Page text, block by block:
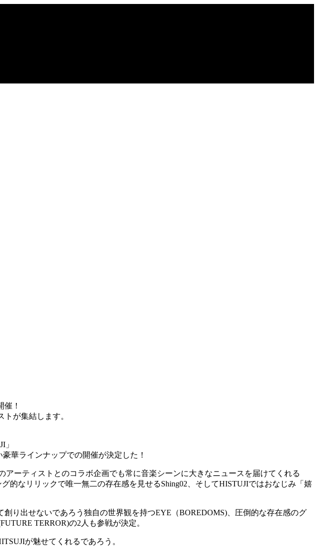
！
が集結します。
」
華ラインナップでの開催が決定した！
ーティストとのコラボ企画でも常に音楽シーンに大きなニュースを届けてくれる
的なリリックで唯一無二の存在感を見せるShing02、そしてHISTUJIではおなじみ「嬉
り出せないであろう独自の世界観を持つEYE（BOREDOMS)、圧倒的な存在感のグ
TERROR)の2人も参戦が決定。
が魅せてくれるであろう。